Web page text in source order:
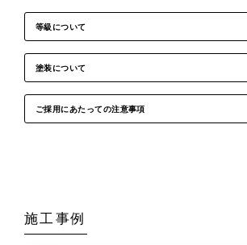
等級について
塗装について
ご採用にあたっての注意事項
施工事例